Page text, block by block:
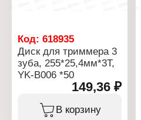
Код: 618935
Диск для триммера 3
зуба, 255*25,4мм*3T,
YK-B006 *50
149,36 ₽
В корзину